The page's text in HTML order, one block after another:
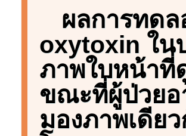
ผลการทด
oxytoxin ใน
ภาพใบหน้าที่
ขณะที่ผู้ป่วยอ
มองภาพเดีย